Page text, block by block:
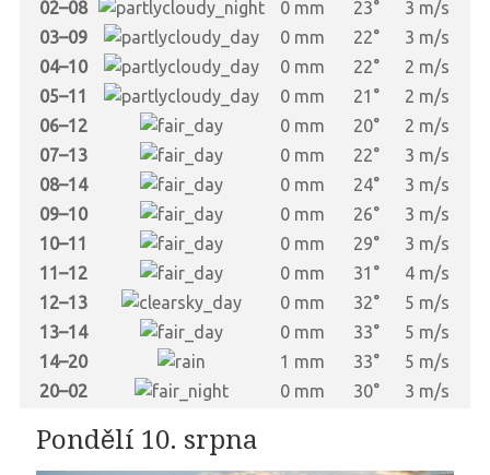
02–08 0 mm 23°
3 m/s
03–09
0 mm 22°
3 m/s
04–10
0 mm 22°
2 m/s
05–11
0 mm 21°
2 m/s
06–12
0 mm 20°
2 m/s
07–13
0 mm 22°
3 m/s
08–14
0 mm 24°
3 m/s
09–10
0 mm 26°
3 m/s
10–11
0 mm 29°
3 m/s
11–12
0 mm 31°
4 m/s
12–13
0 mm 32°
5 m/s
13–14
0 mm 33°
5 m/s
14–20
1 mm 33°
5 m/s
20–02
0 mm 30° 3 m/s
Pondělí 10. srpna